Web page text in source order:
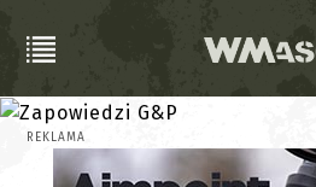
REKLAMA